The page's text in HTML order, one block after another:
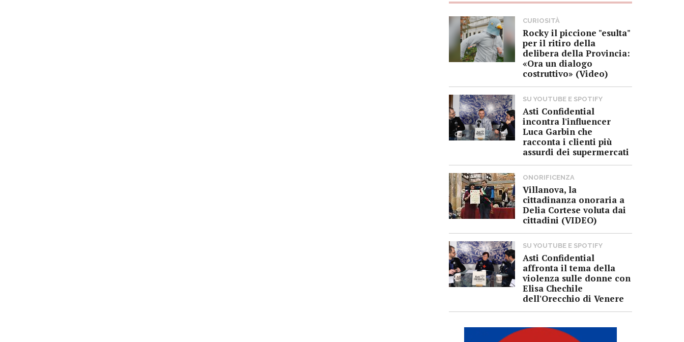
CURIOSITÀ
Rocky il piccione "esulta"
per il ritiro della
delibera della Provincia:
«Ora un dialogo
costruttivo» (Video)
SU YOUTUBE E SPOTIFY
Asti Confidential
incontra l'influencer
Luca Garbin che
racconta i clienti più
assurdi dei supermercati
ONORIFICENZA
Villanova, la
cittadinanza onoraria a
Delia Cortese voluta dai
cittadini (VIDEO)
SU YOUTUBE E SPOTIFY
Asti Confidential
affronta il tema della
violenza sulle donne con
Elisa Chechile
dell'Orecchio di Venere